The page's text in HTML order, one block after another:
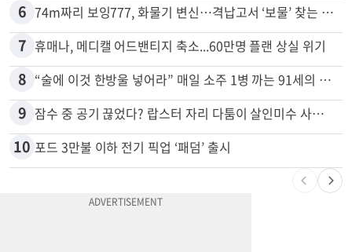
6 74m짜리 보잉777, 화물기 변신…격납고서 ‘보물’ 찾는 인천공항
7 휴매나, 메디캘 어드밴티지 축소...60만명 플랜 상실 위기
8 “술에 이것 한방울 넣어라” 매일 소주 1병 까는 91세의 철칙
9 잠수 중 공기 끊었다? 랍스터 자리 다툼이 살인미수 사건으로
10 포드 3만불 이하 전기 픽업 ‘패덤’ 출시